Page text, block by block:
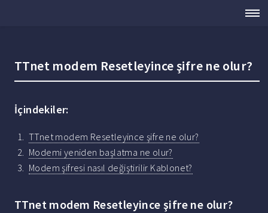
TTnet modem Resetleyince şifre ne olur?
İçindekiler:
TTnet modem Resetleyince şifre ne olur?
Modemi yeniden başlatma ne olur?
Modem şifresi nasıl değiştirilir Kablonet?
TTnet modem Resetleyince şifre ne olur?